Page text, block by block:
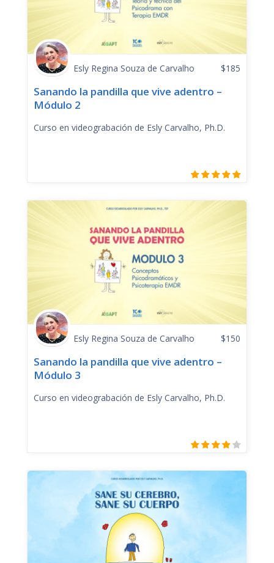
Esly Regina Souza de Carvalho $185
Sanando la pandilla que vive adentro –
Módulo 2
Curso en videograbación de Esly Carvalho, Ph.D.
Esly Regina Souza de Carvalho $150
Sanando la pandilla que vive adentro –
Módulo 3
Curso en videograbación de Esly Carvalho, Ph.D.